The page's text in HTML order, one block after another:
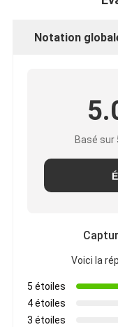
Notation
Basé
Voici la
5 étoiles
4 étoiles
3 étoiles